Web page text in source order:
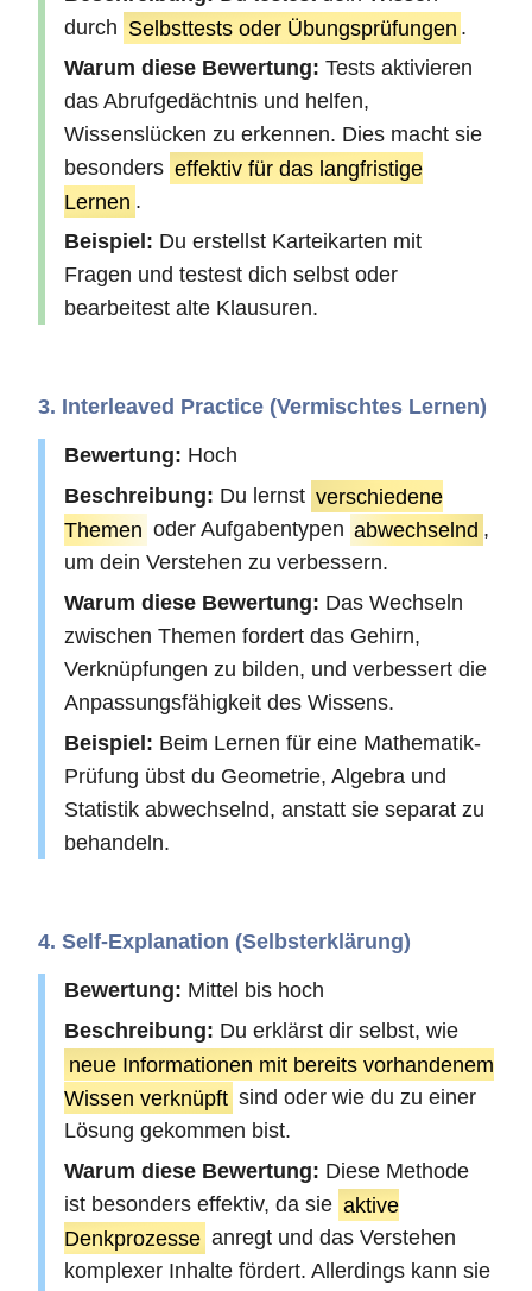
durch Selbsttests oder Übungsprüfungen .
Warum diese Bewertung: Tests aktivieren
das Abrufgedächtnis und helfen,
Wissenslücken zu erkennen. Dies macht sie
besonders effektiv für das langfristige
Lernen .
Beispiel: Du erstellst Karteikarten mit
Fragen und testest dich selbst oder
bearbeitest alte Klausuren.
3. Interleaved Practice (Vermischtes Lernen)
Bewertung: Hoch
Beschreibung: Du lernst verschiedene
Themen oder Aufgabentypen abwechselnd ,
um dein Verstehen zu verbessern.
Warum diese Bewertung: Das Wechseln
zwischen Themen fordert das Gehirn,
Verknüpfungen zu bilden, und verbessert die
Anpassungsfähigkeit des Wissens.
Beispiel: Beim Lernen für eine Mathematik-
Prüfung übst du Geometrie, Algebra und
Statistik abwechselnd, anstatt sie separat zu
behandeln.
4. Self-Explanation (Selbsterklärung)
Bewertung: Mittel bis hoch
Beschreibung: Du erklärst dir selbst, wie
neue Informationen mit bereits vorhandenem
Wissen verknüpft sind oder wie du zu einer
Lösung gekommen bist.
Warum diese Bewertung: Diese Methode
ist besonders effektiv, da sie aktive
Denkprozesse anregt und das Verstehen
komplexer Inhalte fördert. Allerdings kann sie